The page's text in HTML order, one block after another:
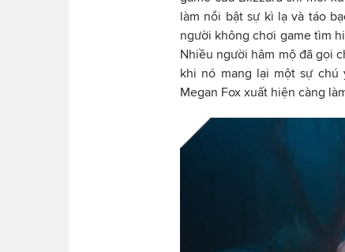
làm nổi bật sự kì lạ và táo
người không chơi game tìm
Nhiều người hâm mộ đã gọi
khi nó mang lại một sự
Megan Fox xuất hiện càng